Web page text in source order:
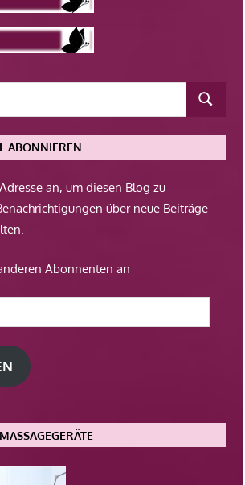
ABONNIEREN
an, um diesen Blog zu
über neue Beiträge
Abonnenten an